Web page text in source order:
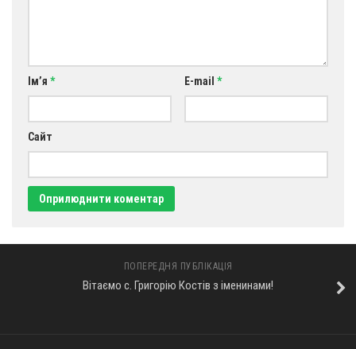
Ім’я * E-mail *
Сайт
ПОПЕРЕДНЯ ПУБЛІКАЦІЯ
Вітаємо с. Григорію Костів з іменинами!